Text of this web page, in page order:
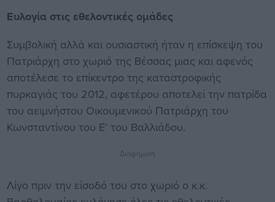
Ευλογία στις εθελοντικές ομάδες
Συμβολική αλλά και ουσιαστική ήταν η επίσκεψη του
Πατριάρχη στο χωριό της Βέσσας μιας και αφενός
αποτέλεσε το επίκεντρο της καταστροφικής
πυρκαγιάς του 2012, αφετέρου αποτελεί την πατρίδα
του αειμνήστου Οικουμενικού Πατριάρχη του
Κωνσταντίνου του Ε’ του Βαλλιάδου.
Διαφήμιση
Λίγο πριν την είσοδό του στο χωριό ο κ.κ.